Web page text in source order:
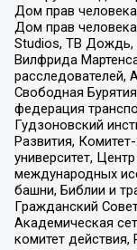
Дом прав
Дом прав
Studios, ТВ Дождь,
Вилфрида
Свободная
федерация
Гудзоновский
Развития,
университет,
международных
башни, Библии и
Гражданский
Академическая
комитет